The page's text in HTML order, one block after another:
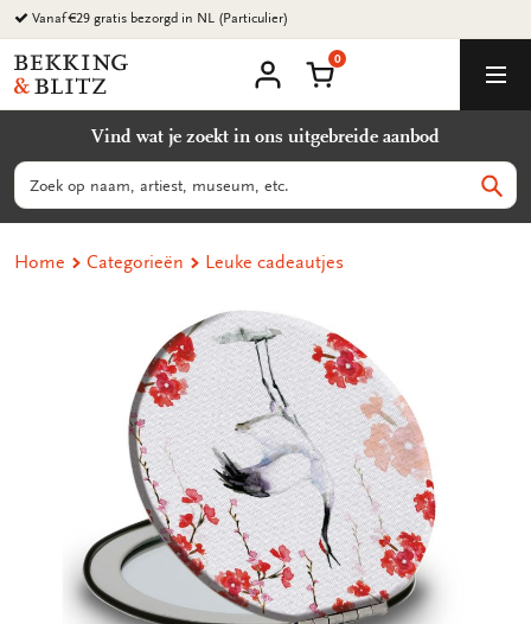
Ga
naar
content
Vanaf €29 gratis bezorgd in NL (Particulier)
Bekking
&
B.V.
account
Winkelmand
0
Vind wat je zoekt in ons uitgebreide aanbod
Zoeken
Home Categorieën Leuke cadeautjes